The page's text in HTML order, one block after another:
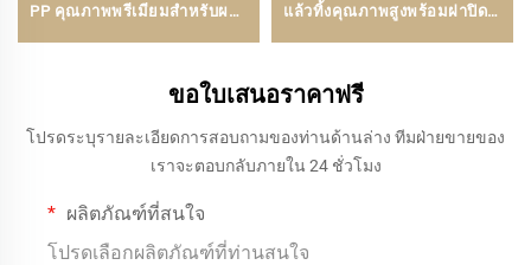
PP คุณภาพพรีเมียมสำหรับผล
แล้วทิ้งคุณภาพสูงพร้อมฝาปิดที่
ขอใบเสนอราคาฟรี
โปรดระบุรายละเอียดการสอบถามของท่านด้านล่าง ทีมฝ่ายขายของ
เราจะตอบกลับภายใน 24 ชั่วโมง
ผลิตภัณฑ์ที่สนใจ
โปรดเลือกผลิตภัณฑ์ที่ท่านสนใจ